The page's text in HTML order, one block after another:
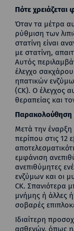
Πότε
Όταν τα μέτρα
ρύθμιση των
στατίνη είναι
με στατίνη,
Αυτός
έλεγχο σακχάρου
ηπατικών
(CK). Ο έλεγχος
θεραπείας και
Παρακολούθηση
Μετά την έναρξη
περίπου στις 12
εμφάνιση
ανεπιθύμητες
ενζύμων και οι
CK. Σπανιότερα
μνήμης ή άλλες
σοβαρές
Ιδιαίτερη
ασθενών, όπως